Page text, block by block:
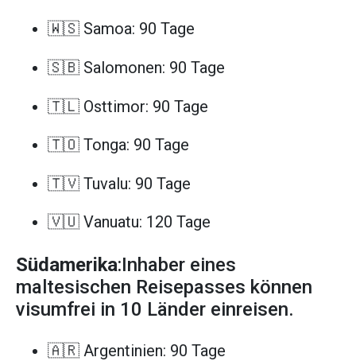
🇼🇸 Samoa: 90 Tage
🇸🇧 Salomonen: 90 Tage
🇹🇱 Osttimor: 90 Tage
🇹🇴 Tonga: 90 Tage
🇹🇻 Tuvalu: 90 Tage
🇻🇺 Vanuatu: 120 Tage
Südamerika:Inhaber eines
maltesischen Reisepasses können
visumfrei in 10 Länder einreisen.
🇦🇷 Argentinien: 90 Tage